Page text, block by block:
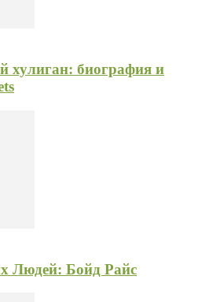
хулиган: биография и
Людей: Бойд Райс